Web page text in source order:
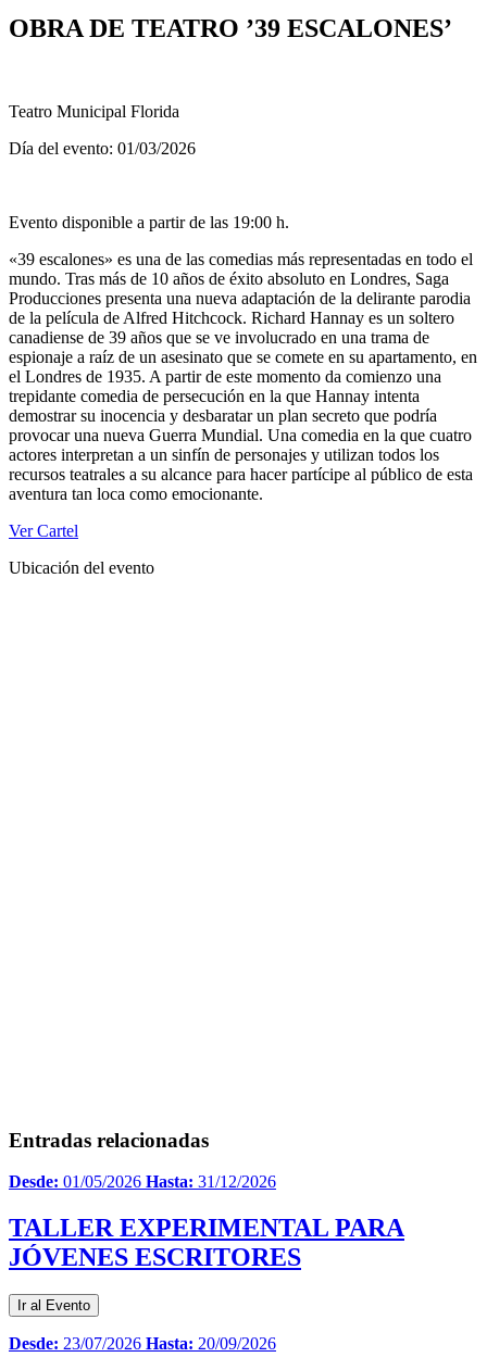
OBRA DE TEATRO ’39 ESCALONES’
Teatro Municipal Florida
Día del evento: 01/03/2026
Evento disponible a partir de las 19:00 h.
«39 escalones» es una de las comedias más representadas en todo el
mundo. Tras más de 10 años de éxito absoluto en Londres, Saga
Producciones presenta una nueva adaptación de la delirante parodia
de la película de Alfred Hitchcock. Richard Hannay es un soltero
canadiense de 39 años que se ve involucrado en una trama de
espionaje a raíz de un asesinato que se comete en su apartamento, en
el Londres de 1935. A partir de este momento da comienzo una
trepidante comedia de persecución en la que Hannay intenta
demostrar su inocencia y desbaratar un plan secreto que podría
provocar una nueva Guerra Mundial. Una comedia en la que cuatro
actores interpretan a un sinfín de personajes y utilizan todos los
recursos teatrales a su alcance para hacer partícipe al público de esta
aventura tan loca como emocionante.
Ver Cartel
Ubicación del evento
Entradas relacionadas
Desde: 01/05/2026 Hasta: 31/12/2026
TALLER EXPERIMENTAL PARA
JÓVENES ESCRITORES
Ir al Evento
Desde: 23/07/2026 Hasta: 20/09/2026